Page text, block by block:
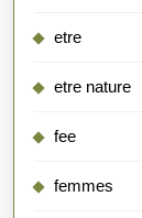
etre
etre nature
fee
femmes